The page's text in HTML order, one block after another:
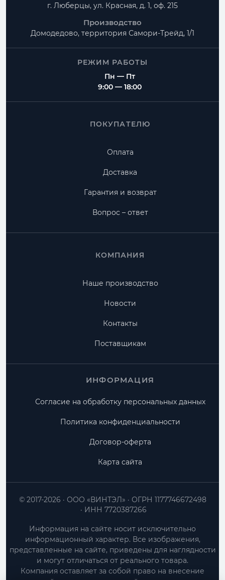
г. Люберцы, ул. Красная, д. 1, оф. 215
Производство
Домодедово, территория Самори-Трейд, 1/1
РЕЖИМ РАБОТЫ
Пн — Пт
9:00 — 18:00
ПОКУПАТЕЛЮ
Оплата
Доставка
Гарантия и возврат
Вопрос – ответ
КОМПАНИЯ
Наше производство
Новости
Контакты
Поставщикам
ИНФОРМАЦИЯ
Согласие на обработку персональных данных
Политика конфиденциальности
Договор-оферта
Карта сайта
ООО «ВИНТЭЛ»
ОГРН 1177746672498
ИНН 7720387266
© 2017-2026
Информация на сайте носит исключительно
информационный характер. Все изображения,
представленные на сайте, приведены для наглядности
и могут отличаться от реального товара.
Компания оставляет за собой право на внесение